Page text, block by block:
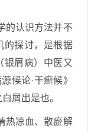
的认识方法并不
的探讨，是根据
银屑病）中医又
候论·干癣候》
屑出是也。
热凉血、散瘀解